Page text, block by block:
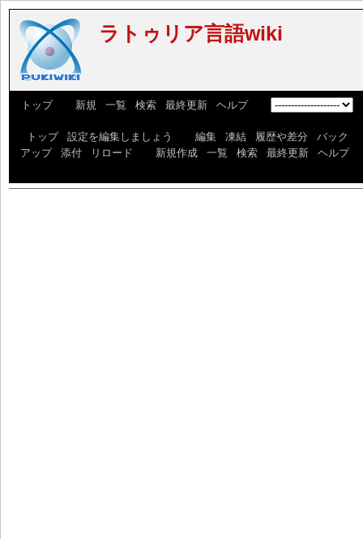
ラトゥリア言語wiki
トップ] [ 新規 一覧 検索| 最終更新| ヘルプ] [
トップ| 設定を編集しましょう 編集| 凍結| 履歴や差分
バック
アップ| 添付| リロード 新規作成| 一覧 検索| 最終更新| ヘルプ]